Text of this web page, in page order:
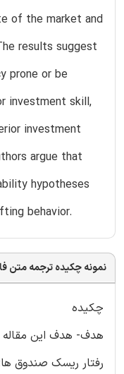
of the market and
results suggest
prone or be
investment skill,
investment
argue that
hypotheses
behavior.
نمونه چکیده ترجمه متن
چکیده
هدف- هدف این
رفتار ریسک صندوق